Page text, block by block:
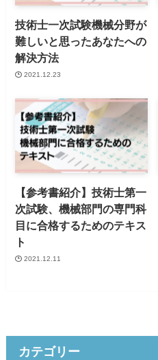
技術士一次試験機械分野が
難しいと思ったあなたへの
解決方法
2021.12.23
【参考書紹介】技術士第一
次試験、機械部門の専門科
目に合格するためのテキス
ト
2021.12.11
カテゴリー